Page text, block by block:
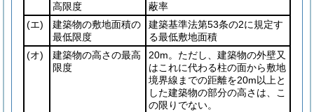
高限度
蔽率
(エ)
建築物の敷地面積の
最低限度
建築基準法第53条の2に規定す
る最低敷地面積
(オ)
建築物の高さの最高
限度
20m。ただし、建築物の外壁又
はこれに代わる柱の面から敷地
境界線までの距離を20m以上と
した建築物の部分の高さは、こ
の限りでない。